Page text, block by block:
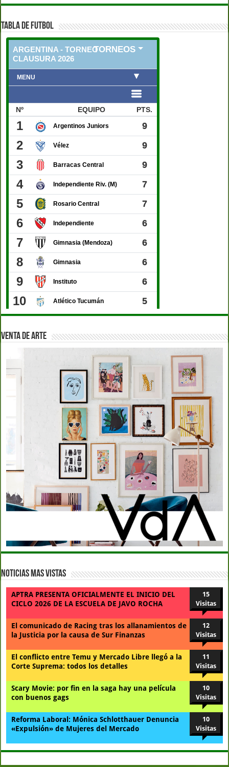
TABLA DE FUTBOL
VENTA DE ARTE
Noticias Mas Vistas
APTRA PRESENTA OFICIALMENTE EL INICIO DEL
CICLO 2026 DE LA ESCUELA DE JAVO ROCHA
15
Visitas
El comunicado de Racing tras los allanamientos de
la Justicia por la causa de Sur Finanzas
12
Visitas
El conflicto entre Temu y Mercado Libre llegó a la
Corte Suprema: todos los detalles
11
Visitas
Scary Movie: por fin en la saga hay una película
con buenos gags
10
Visitas
Reforma Laboral: Mónica Schlotthauer Denuncia
«Expulsión» de Mujeres del Mercado
10
Visitas